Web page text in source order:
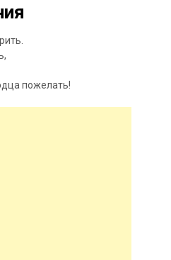
пожелать!